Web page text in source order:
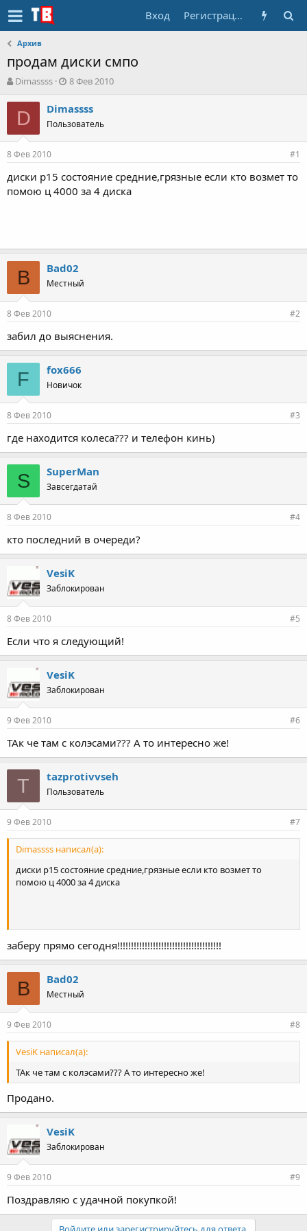
Вход Регистрация
Архив
продам диски смпо
А
т
т
е
ы
Dimassss
Д
т
н
а
л
а
8 Фев 2010
D Dimassss
Пользователь
8 Фев 2010 #1
диски р15 состояние средние,грязные если кто возмет то
помою ц 4000 за 4 диска
B Bad02
Местный
8 Фев 2010 #2
забил до выяснения.
F fox666
Новичок
8 Фев 2010 #3
где находится колеса??? и телефон кинь)
S SuperMan
Завсегдатай
8 Фев 2010 #4
кто последний в очереди?
VesiK
Заблокирован
8 Фев 2010 #5
Если что я следующий!
VesiK
Заблокирован
9 Фев 2010 #6
ТАк че там с колэсами??? А то интересно же!
T tazprotivvseh
Пользователь
9 Фев 2010 #7
Dimassss написал(а):
диски р15 состояние средние,грязные если кто возмет то
помою ц 4000 за 4 диска
заберу прямо сегодня!!!!!!!!!!!!!!!!!!!!!!!!!!!!!!!!!!!!!!
B Bad02
Местный
9 Фев 2010 #8
VesiK написал(а):
ТАк че там с колэсами??? А то интересно же!
Продано.
VesiK
Заблокирован
9 Фев 2010 #9
Поздравляю с удачной покупкой!